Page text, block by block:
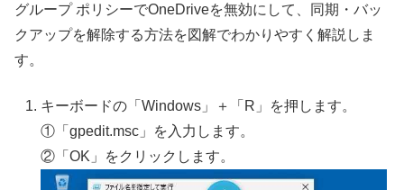
グループ ポリシーでOneDriveを無効にして、同期・バッ
クアップを解除する方法を図解でわかりやすく解説しま
す。
キーボードの「Windows」＋「R」を押します。
①「gpedit.msc」を入力します。
②「OK」をクリックします。